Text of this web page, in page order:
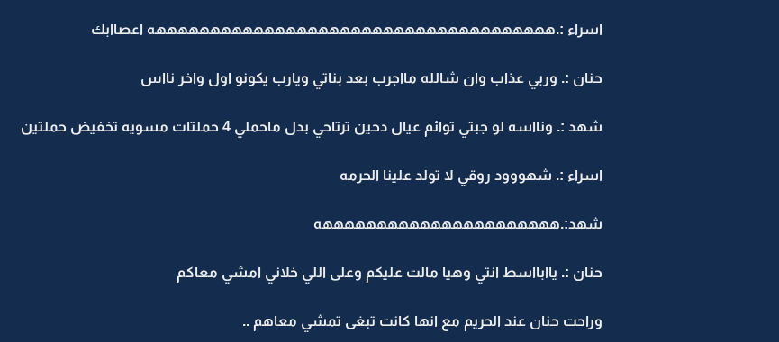
اسراء :.هههههههههههههههههههههههههههههههههههههه اعصاابك
حنان :. وربي عذاب وان شالله مااجرب بعد بناتي ويارب يكونو اول واخر نااس
شهد :. ونااسه لو جبتي توائم عيال دحين ترتاحي بدل ماحملي 4 حملتات مسويه تخفيض حملتين
اسراء :. شهووود روقي لا تولد علينا الحرمه
شهد:.ههههههههههههههههههههههه
حنان :. ياابااسط انتي وهيا مالت عليكم وعلى اللي خلاني امشي معاكم
وراحت حنان عند الحريم مع انها كانت تبغى تمشي معاهم ..